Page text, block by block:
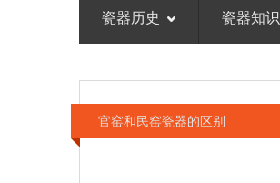
瓷器历史 瓷器知识
官窑和民窑瓷器的区别